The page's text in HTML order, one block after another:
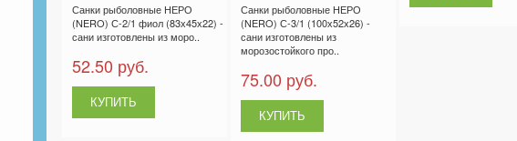
Санки рыболовные НЕРО
(NERO) С-2/1 фиол (83х45х22) -
сани изготовлены из моро..
52.50 руб.
Санки рыболовные НЕРО
(NERO) С-3/1 (100х52х26) -
сани изготовлены из
морозостойкого про..
75.00 руб.